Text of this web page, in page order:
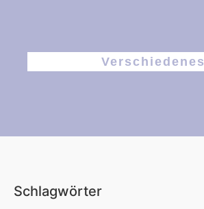
Verschiedenes
Schlagwörter